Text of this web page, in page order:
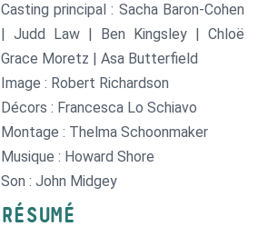
Casting principal : Sacha Baron-Cohen
| Judd Law | Ben Kingsley | Chloë
Grace Moretz | Asa Butterfield
Image : Robert Richardson
Décors : Francesca Lo Schiavo
Montage : Thelma Schoonmaker
Musique : Howard Shore
Son : John Midgey
RÉSUMÉ